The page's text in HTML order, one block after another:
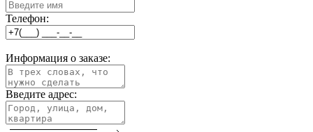
Телефон:
Информация о заказе:
Введите адрес: